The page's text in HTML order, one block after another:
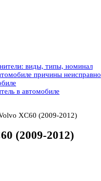
виды, типы, номинал
причины
в автомобиле
XC60 (2009-2012)
(2009-2012)